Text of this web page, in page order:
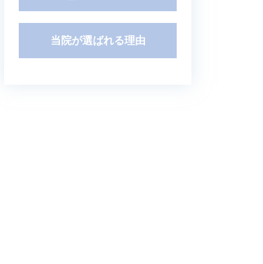
当院が選ばれる理由